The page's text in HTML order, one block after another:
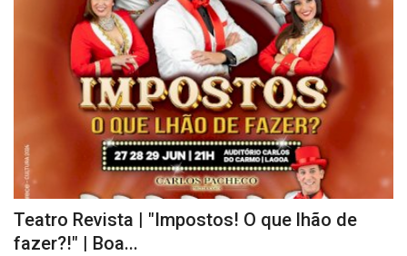
Teatro Revista | "Impostos! O que lhão de
fazer?!" | Boa...